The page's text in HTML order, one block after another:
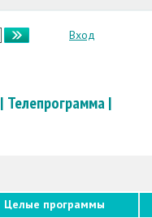
Вход
| Телепрограмма|
Целые программы